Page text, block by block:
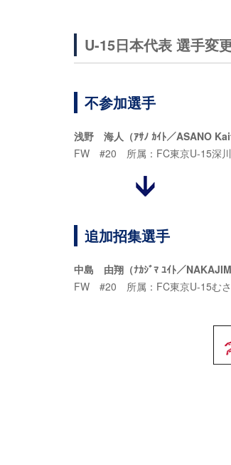
U-15日本代表 選手変
不参加選手
浅野 海人（ｱｻﾉ ｶｲﾄ／ASANO
FW #20 所属：FC東京U-15深
追加招集選手
中島 由翔（ﾅｶｼﾞﾏ ﾕｲﾄ／
FW #20 所属：FC東京U-15む